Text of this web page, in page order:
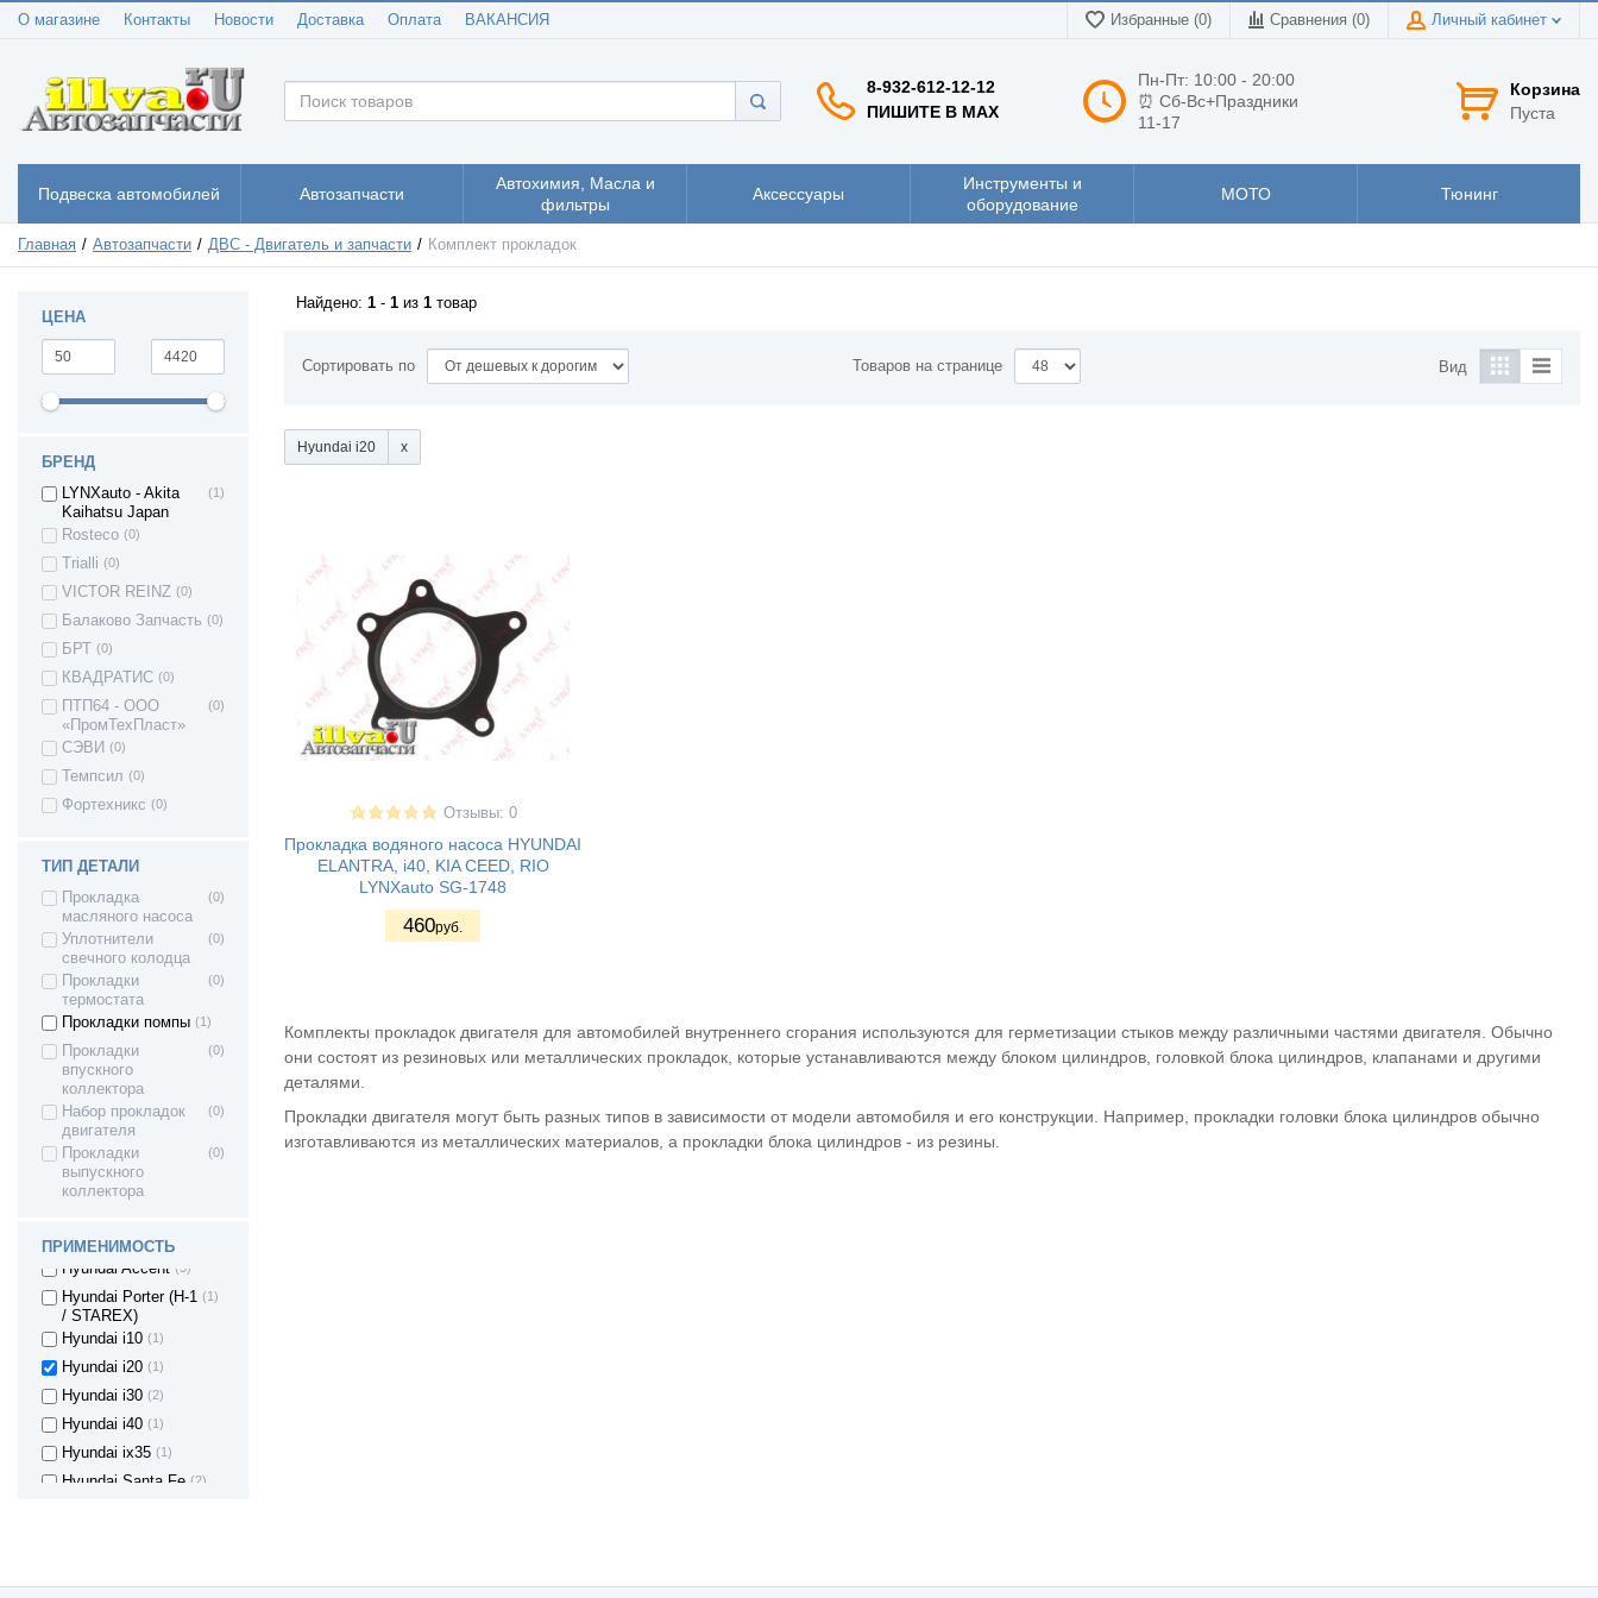
О магазине Контакты Новости Доставка Оплата ВАКАНСИЯ Избранные (0) Сравнения (0) Личный кабинет
8-932-612-12-12
ПИШИТЕ В MAX
Пн-Пт: 10:00 - 20:00
⏰ Сб-Вс+Праздники
11-17
Корзина
Пуста
Подвеска автомобилей Автозапчасти
Автохимия, Масла и
фильтры
Аксессуары
Инструменты и
оборудование
МОТО Тюнинг
Главная Автозапчасти ДВС - Двигатель и запчасти Комплект прокладок
ЦЕНА
БРЕНД
LYNXauto - Akita
Kaihatsu Japan
(1)
Rosteco (0)
Trialli (0)
VICTOR REINZ (0)
Балаково Запчасть (0)
БРТ (0)
КВАДРАТИС (0)
ПТП64 - ООО
«ПромТехПласт»
(0)
СЭВИ (0)
Темпсил (0)
Фортехникс (0)
ТИП ДЕТАЛИ
Прокладка
масляного насоса
(0)
Уплотнители
свечного колодца
(0)
Прокладки
термостата
(0)
Прокладки помпы (1)
Прокладки
впускного
коллектора
(0)
Набор прокладок
двигателя
(0)
Прокладки
выпускного
коллектора
(0)
ПРИМЕНИМОСТЬ
(1)
BMW 5 (6)
BMW X3 (1)
Chevrolet Aveo (6)
(4)
Citroen C2
Citroen C6
Citroen C8 (2)
Citroen XANTIA
Citroen Jumper
Citroen JUMPY (1)
Citroen Xsara
Citroen Berlingo 1
Citroen Berlingo 2
Citroen DS5 (1)
Citroen DS4 (1)
Citroen DS3
Daewoo Kalos
Fiat DOBLO (2)
FIAT STILO
FIAT Croma
Ford Mondeo IV
Ford Fiesta (3)
Ford Focus
FORD TRANSIT
автобус
Ford Mondeo I
Ford Mondeo II
Ford Mondeo III (2)
Ford Galaxy
HONDA Accord
Honda Civic
RD2)
Hyundai Accent (3)
Hyundai Porter (H-1
/ STAREX)
(1)
Hyundai i10 (1)
Hyundai i20 (1)
Hyundai i30 (2)
Hyundai i40 (1)
Hyundai ix35 (1)
Hyundai Santa Fe (2)
Найдено: 1 - 1 из 1 товар
Сортировать по Товаров на странице Вид
Hyundai i20
Отзывы: 0
Прокладка водяного насоса HYUNDAI
ELANTRA, i40, KIA CEED, RIO
LYNXauto SG-1748
460руб.
Комплекты прокладок двигателя для автомобилей внутреннего сгорания используются для герметизации стыков между различными частями двигателя. Обычно
они состоят из резиновых или металлических прокладок, которые устанавливаются между блоком цилиндров, головкой блока цилиндров, клапанами и другими
деталями.
Прокладки двигателя могут быть разных типов в зависимости от модели автомобиля и его конструкции. Например, прокладки головки блока цилиндров обычно
изготавливаются из металлических материалов, а прокладки блока цилиндров - из резины.